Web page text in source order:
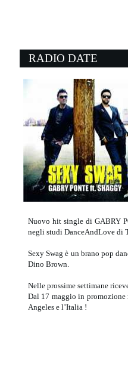
04:06:00
THE ROLLING
EMI (UMG)
04:07:06
Stay the night
ZEDD feat.
Universal Music
RADIO DATE
Nuovo hit single di GABRY
negli studi DanceAndLove di
Sexy Swag è un brano pop
Dino Brown.
Nelle prossime settimane
Dal 17 maggio in
Angeles e l’Italia !